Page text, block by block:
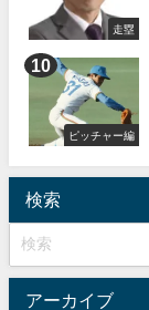
走塁
ピッチャー編
検索
アーカイブ